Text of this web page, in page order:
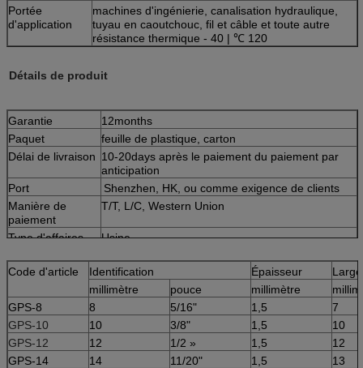
Portée
d'application
machines d'ingénierie, canalisation hydraulique,
tuyau en caoutchouc, fil et câble et toute autre
résistance thermique - 40 | ℃ 120
Détails de produit
Garantie
12months
Paquet
feuille de plastique, carton
Délai de livraison 10-20days après le paiement du paiement par
anticipation
Port
Shenzhen, HK, ou comme exigence de clients
Manière de
paiement
T/T, L/C, Western Union
Type d'affaires
Usine
Clients
Zoomlion, XCMG, groupe de Liugong
Code d'article Identification Épaisseur
millimètre
pouce millimètre
GPS-8
8 5/16" 1,5
7
GPS-10
10 3/8" 1,5
10
GPS-12
12 1/2 » 1,5
12
GPS-14
14 11/20" 1,5
13